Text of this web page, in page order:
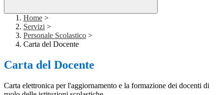
Home >
Servizi >
Personale Scolastico >
Carta del Docente
Carta del Docente
Carta elettronica per l'aggiornamento e la formazione dei docenti di